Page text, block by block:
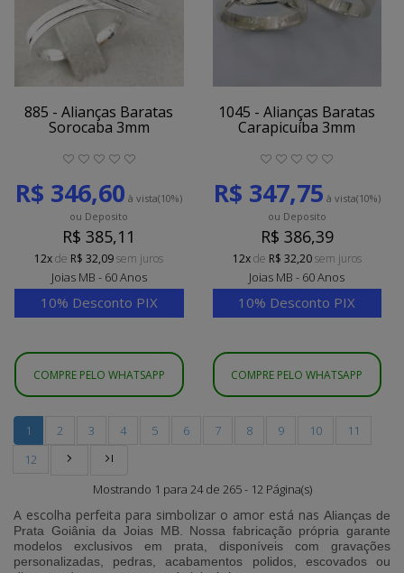
885 - Alianças Baratas
Sorocaba 3mm
R$ 346,60 à vista(10%)
ou Deposito
R$ 385,11
12xde R$ 32,09sem juros
Joias MB - 60 Anos
10% Desconto PIX
COMPRE PELO WHATSAPP
1045 - Alianças Baratas
Carapicuíba 3mm
R$ 347,75 à vista(10%)
ou Deposito
R$ 386,39
12xde R$ 32,20sem juros
Joias MB - 60 Anos
10% Desconto PIX
COMPRE PELO WHATSAPP
1 2 3 4 5 6 7 8 9 10
11
12
Mostrando 1 para 24 de 265 - 12 Página(s)
A escolha perfeita para simbolizar o amor está nas Alianças de
Prata Goiânia da Joias MB. Nossa fabricação própria garante
modelos exclusivos em prata, disponíveis com gravações
personalizadas, pedras, acabamentos polidos, escovados ou